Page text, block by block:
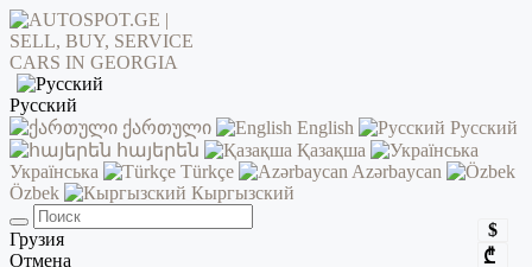
Русский
ქართული
English
Русский
հայերեն
Қазақша
Українська
Türkçe
Azərbaycan
Özbek
Кыргызский
$
₾
Грузия
Отмена